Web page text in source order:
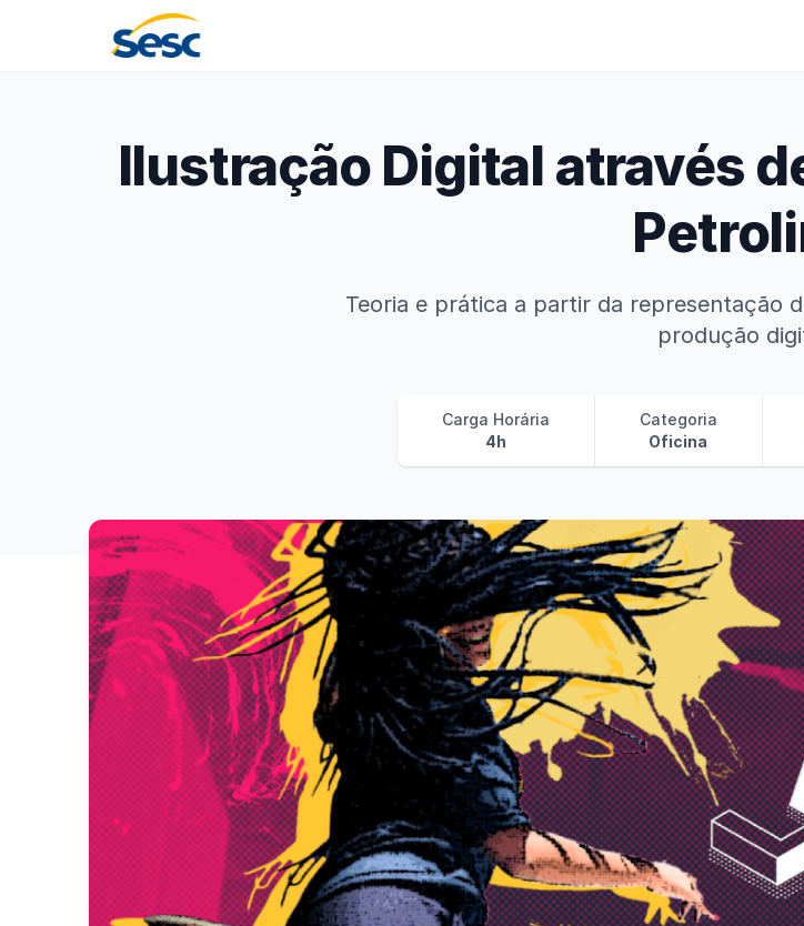
Sesc Pernambuco
Ilustração Digital através
Teoria e prática a partir da representação
produção
Carga Horária
4h
Categoria
Oficina